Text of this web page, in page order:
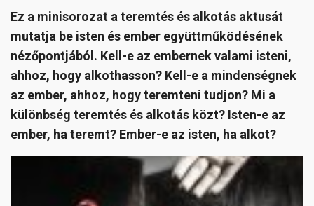
Ez a minisorozat a teremtés és alkotás aktusát
mutatja be isten és ember együttműködésének
nézőpontjából. Kell-e az embernek valami isteni,
ahhoz, hogy alkothasson? Kell-e a mindenségnek
az ember, ahhoz, hogy teremteni tudjon? Mi a
különbség teremtés és alkotás közt? Isten-e az
ember, ha teremt? Ember-e az isten, ha alkot?